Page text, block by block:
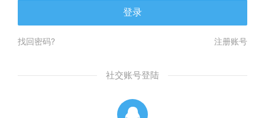
登录
找回密码? 注册账号
社交账号登陆